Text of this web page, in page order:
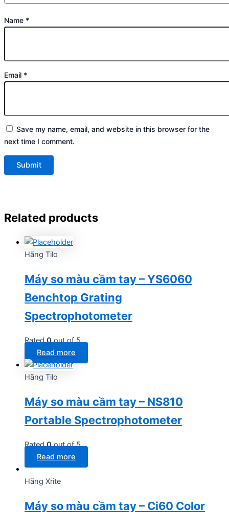
Name *
Email *
Save my name, email, and website in this browser for the
next time I comment.
Related products
Hãng Tilo
Máy so màu cầm tay – YS6060
Benchtop Grating
Spectrophotometer
Rated0out of 5
Read more
Hãng Tilo
Máy so màu cầm tay – NS810
Portable Spectrophotometer
Rated0out of 5
Read more
Hãng Xrite
Máy so màu cầm tay – Ci60 Color